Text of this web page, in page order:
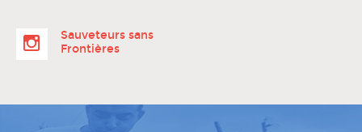
Sauveteurs sans
Frontières